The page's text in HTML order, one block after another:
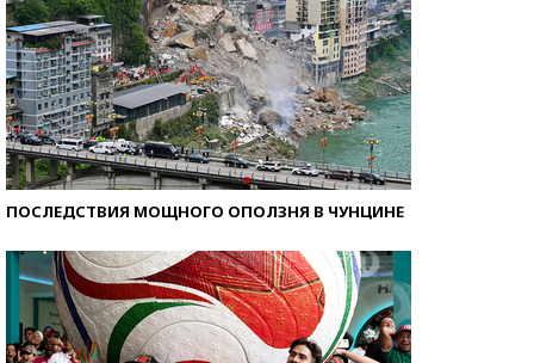
ПОСЛЕДСТВИЯ МОЩНОГО ОПОЛЗНЯ В ЧУНЦИНЕ